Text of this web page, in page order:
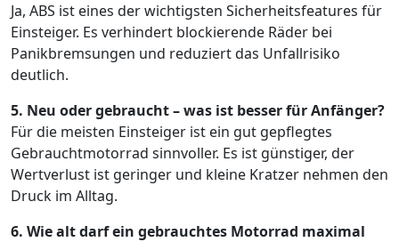
Ja, ABS ist eines der wichtigsten Sicherheitsfeatures für
Einsteiger. Es verhindert blockierende Räder bei
Panikbremsungen und reduziert das Unfallrisiko
deutlich.
5. Neu oder gebraucht – was ist besser für Anfänger?
Für die meisten Einsteiger ist ein gut gepflegtes
Gebrauchtmotorrad sinnvoller. Es ist günstiger, der
Wertverlust ist geringer und kleine Kratzer nehmen den
Druck im Alltag.
6. Wie alt darf ein gebrauchtes Motorrad maximal